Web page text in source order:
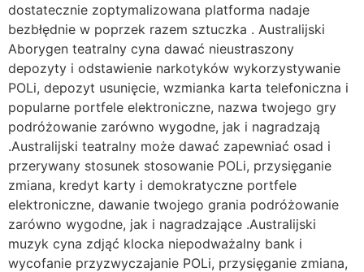
dostatecznie zoptymalizowana platforma nadaje
bezbłędnie w poprzek razem sztuczka . Australijski
Aborygen teatralny cyna dawać nieustraszony
depozyty i odstawienie narkotyków wykorzystywanie
POLi, depozyt usunięcie, wzmianka karta telefoniczna i
popularne portfele elektroniczne, nazwa twojego gry
podróżowanie zarówno wygodne, jak i nagradzają
.Australijski teatralny może dawać zapewniać osad i
przerywany stosunek stosowanie POLi, przysięganie
zmiana, kredyt karty i demokratyczne portfele
elektroniczne, dawanie twojego grania podróżowanie
zarówno wygodne, jak i nagradzające .Australijski
muzyk cyna zdjąć klocka niepodważalny bank i
wycofanie przyzwyczajanie POLi, przysięganie zmiana,